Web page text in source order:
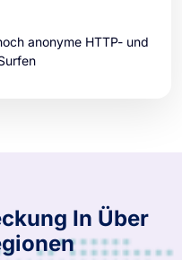
anonyme HTTP- und
In Über